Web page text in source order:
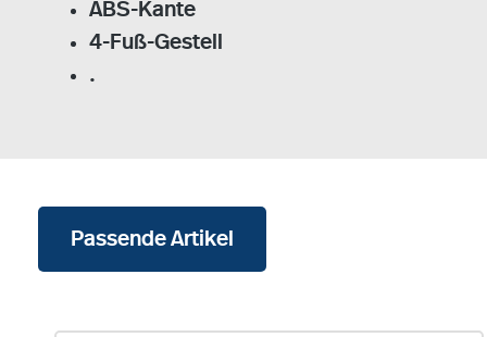
ABS-Kante
4-Fuß-Gestell
.
Passende Artikel